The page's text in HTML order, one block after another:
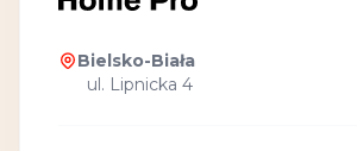
Bielsko-Biała
ul. Lipnicka 4